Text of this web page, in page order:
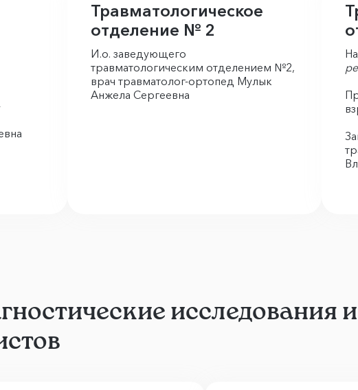
Травматологическое
отделение № 2
И.о. заведующего
травматологическим отделением №2,
врач травматолог-ортопед Мулык
Анжела Сергеевна
исследования